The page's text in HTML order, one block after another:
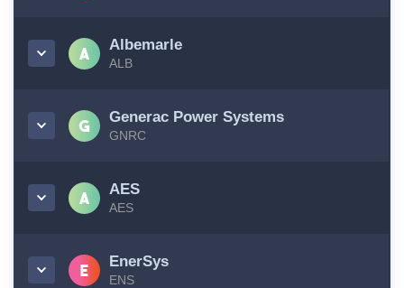
Albemarle
ALB
Generac Power Systems
GNRC
AES
AES
EnerSys
ENS